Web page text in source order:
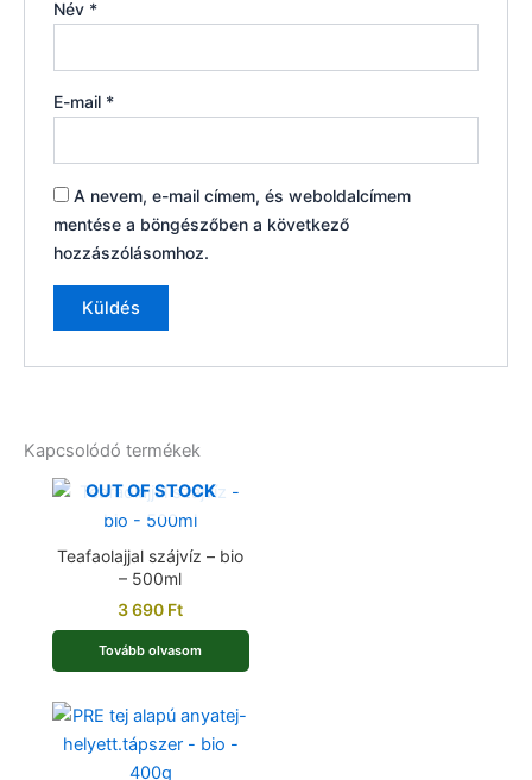
Név *
E-mail *
A nevem, e-mail címem, és weboldalcímem
mentése a böngészőben a következő
hozzászólásomhoz.
Kapcsolódó termékek
OUT OF STOCK
Teafaolajjal szájvíz – bio
– 500ml
3 690 Ft
Tovább olvasom